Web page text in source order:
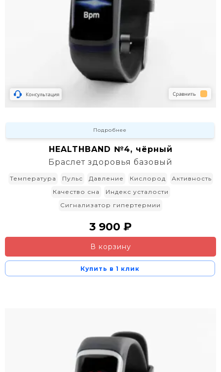
Подробнее
HEALTHBAND №4, чёрный
Браслет здоровья базовый
Температура Пульс Давление Кислород
Активность
Качество сна
Индекс усталости
Сигнализатор гипертермии
3 900 ₽
В корзину
Купить в 1 клик